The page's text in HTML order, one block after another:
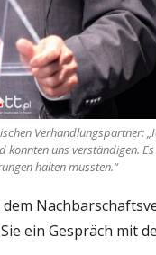
Verhandlungspartner:
konnten uns verständigen.
halten mussten.“
ein Gespräch mit